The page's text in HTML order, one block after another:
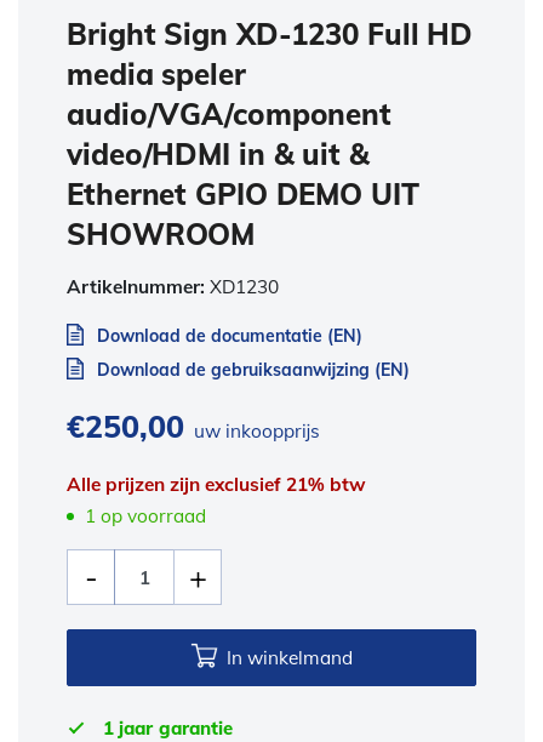
Bright Sign XD-1230 Full HD
media speler
audio/VGA/component
video/HDMI in & uit &
Ethernet GPIO DEMO UIT
SHOWROOM
Artikelnummer: XD1230
Download de documentatie (EN)
Download de gebruiksaanwijzing (EN)
€250,00 uw inkoopprijs
Alle prijzen zijn exclusief 21% btw
1 op voorraad
In winkelmand
1 jaar garantie